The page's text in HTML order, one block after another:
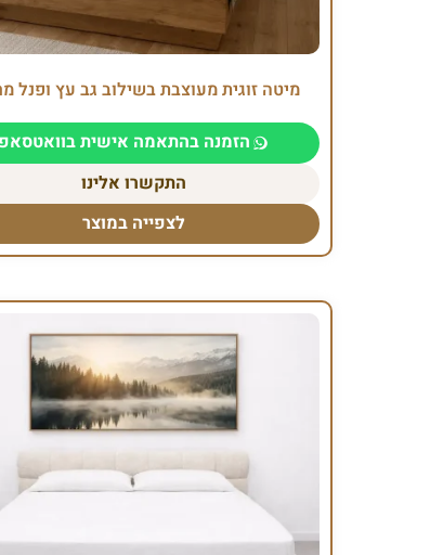
מיטה זוגית מעוצבת בשילוב גב עץ ופנל
הזמנה בהתאמה אישית בוואטסאפ
התקשרו אלינו
לצפייה במוצר